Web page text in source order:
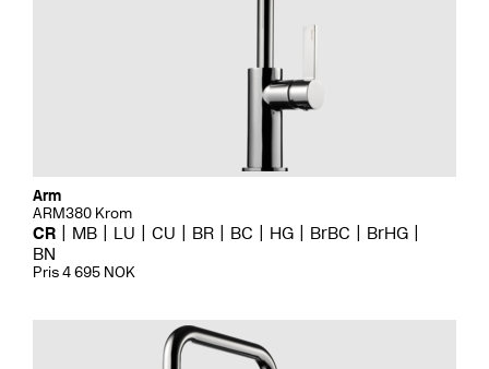
Arm
ARM380 Krom
CR MB LU CU BR BC HG BrBC
BrHG
BN
Pris 4 695 NOK